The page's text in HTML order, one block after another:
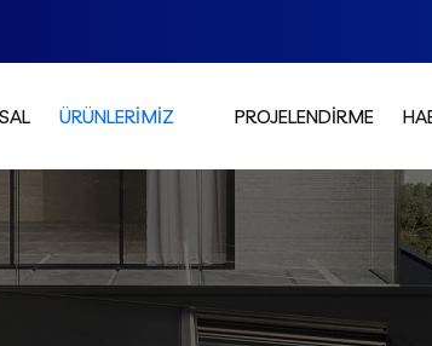
ÜRÜNLERIMIZ PROJELENDIRME